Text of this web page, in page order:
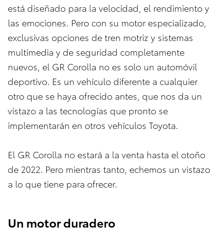
está diseñado para la velocidad, el rendimiento y
las emociones. Pero con su motor especializado,
exclusivas opciones de tren motriz y sistemas
multimedia y de seguridad completamente
nuevos, el GR Corolla no es solo un automóvil
deportivo. Es un vehículo diferente a cualquier
otro que se haya ofrecido antes, que nos da un
vistazo a las tecnologías que pronto se
implementarán en otros vehículos Toyota.
El GR Corolla no estará a la venta hasta el otoño
de 2022. Pero mientras tanto, echemos un vistazo
a lo que tiene para ofrecer.
Un motor duradero